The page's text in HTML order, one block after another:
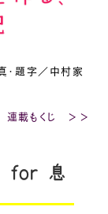
・題字／中村家
連載もくじ ＞＞
for 息